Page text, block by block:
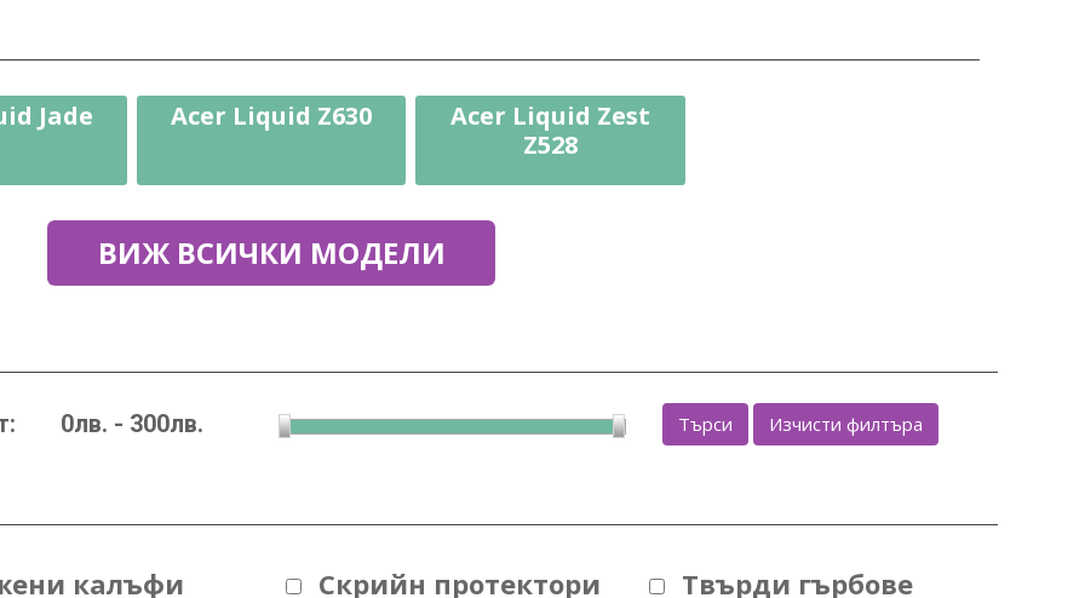
Jade Acer Liquid Z630
Acer Liquid Zest
Z528
ВИЖ ВСИЧКИ МОДЕЛИ
Търси Изчисти филтъра
калъфи Скрийн протектори
Твърди гърбове